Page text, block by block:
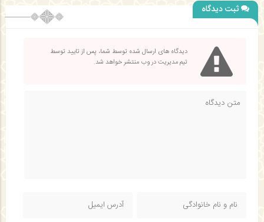
ثبت دیدگاه
دیدگاه های ارسال شده توسط شما، پس از تایید توسط
تیم مدیریت در وب منتشر خواهد شد.